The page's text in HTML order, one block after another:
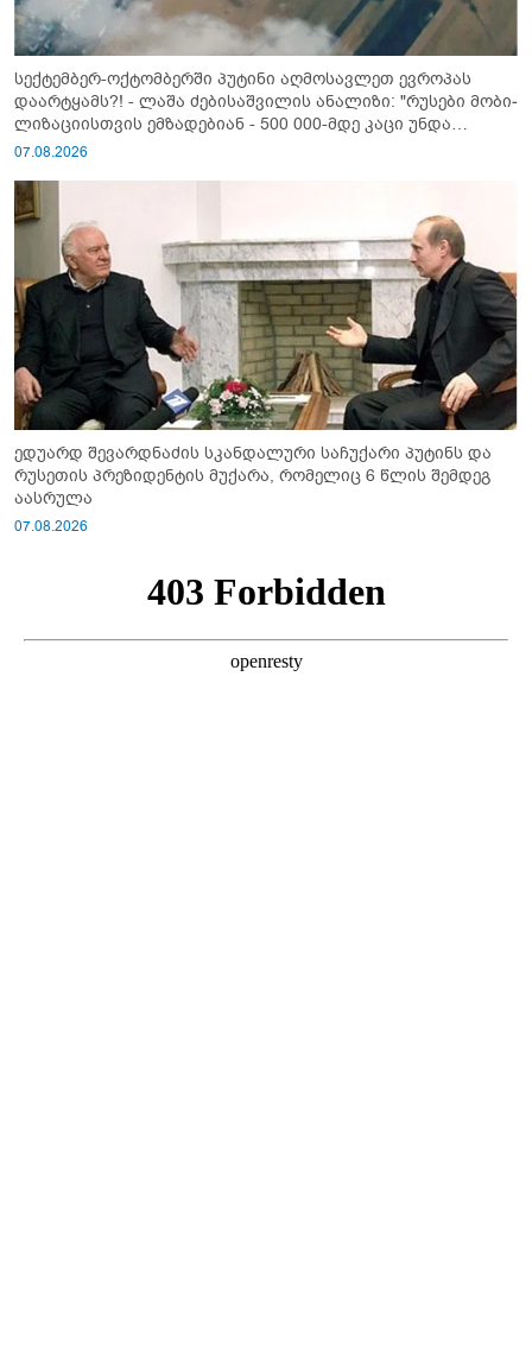
სექტემბერ-ოქტომბერში პუტინი აღმოსავლეთ ევროპას
დაარტყამს?! - ლაშა ძებისაშვილის ანალიზი: "რუსები მობი­
ლიზაციისთვის ემზადებიან - 500 000-მდე კაცი უნდა
გაიწვიონ ომში"
07.08.2026
ედუარდ შევარდნაძის სკანდალური საჩუქარი პუტინს და
რუსეთის პრეზიდენტის მუქარა, რომელიც 6 წლის შემდეგ
აასრულა
07.08.2026